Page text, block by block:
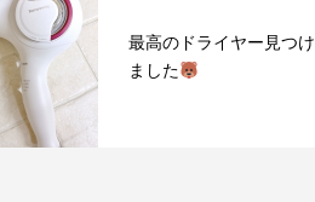
最高のドライヤー見つけ
ました